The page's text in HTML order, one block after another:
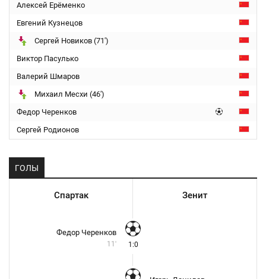
Алексей Ерёменко
Евгений Кузнецов
Сергей Новиков (71')
Виктор Пасулько
Валерий Шмаров
Михаил Месхи (46')
Федор Черенков
Сергей Родионов
ГОЛЫ
Спартак Зенит
Федор Черенков
11' 1:0